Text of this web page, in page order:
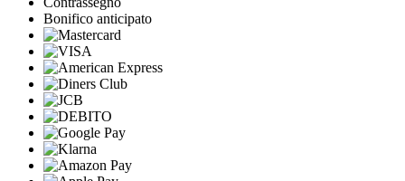
Bonifico anticipato